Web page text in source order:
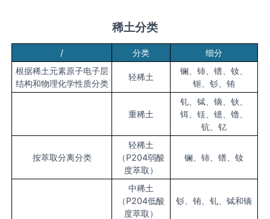
稀土分类
/ 分类
细分
根据稀土元素原子电子层
结构和物理化学性质分类
轻稀土
镧、铈、镨、钕、
钷、钐、铕
重稀土
钆、铽、镝、钬、
铒、铥、镱、镥、
钪、钇
按萃取分离分类
轻稀土
（P204弱酸
度萃取）
镧、铈、镨、钕
中稀土
（P204低酸
度萃取）
钐、铕、钆、铽和镝